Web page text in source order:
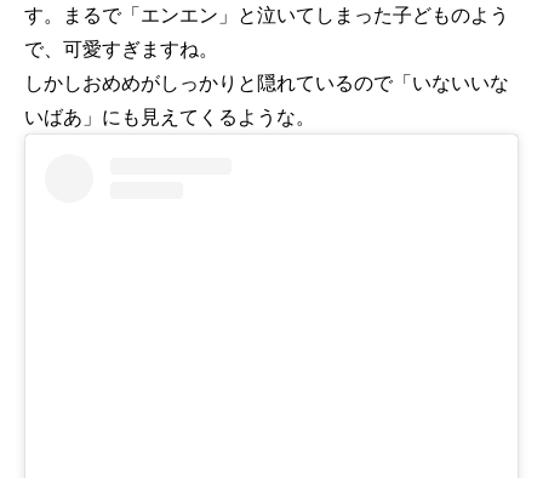
す。まるで「エンエン」と泣いてしまった子どものよう
で、可愛すぎますね。
しかしおめめがしっかりと隠れているので「いないいな
いばあ」にも見えてくるような。